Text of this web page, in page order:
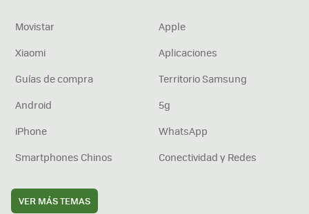
Movistar
Apple
Xiaomi
Aplicaciones
Guías de compra
Territorio Samsung
Android
5g
iPhone
WhatsApp
Smartphones Chinos
Conectividad y Redes
VER MÁS TEMAS